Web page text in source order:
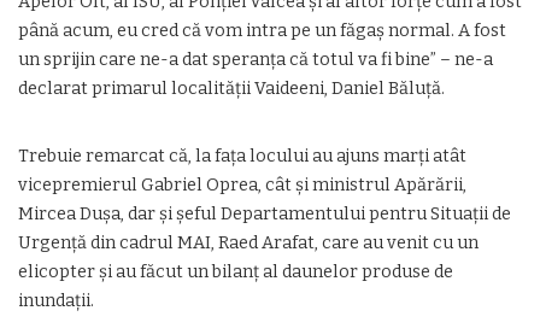
până acum, eu cred că vom intra pe un făgaş normal. A fost
un sprijin care ne-a dat speranţa că totul va fi bine” – ne-a
declarat primarul localităţii Vaideeni, Daniel Băluţă.
Trebuie remarcat că, la faţa locului au ajuns marţi atât
vicepremierul Gabriel Oprea, cât şi ministrul Apărării,
Mircea Duşa, dar şi şeful Departamentului pentru Situaţii de
Urgenţă din cadrul MAI, Raed Arafat, care au venit cu un
elicopter şi au făcut un bilanţ al daunelor produse de
inundaţii.